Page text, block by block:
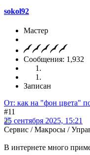
sokol92
Мастер
Сообщения: 1,932
Записан
От: как на "фон цвета"
#11
25 сентября 2025, 15:21
Сервис / Макросы /
В интернете много